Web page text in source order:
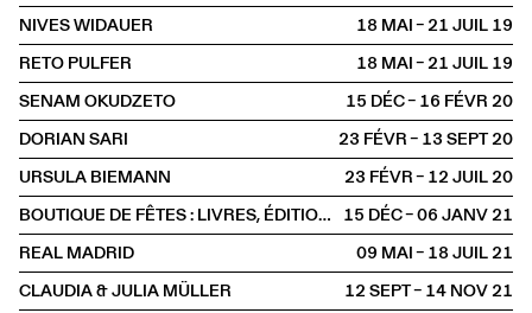
Buvette
Archives
Médiathèque
Éditions
Informations
FR/EN
EXPOSITION Arts visuels
NIVES WIDAUER
18 MAI – 21 JUIL2019
RETO PULFER
18 MAI – 21 JUIL2019
SENAM OKUDZETO
15 DÉC – 16 FÉVR2020
DORIAN SARI
23 FÉVR – 13 SEPT2020
URSULA BIEMANN
23 FÉVR – 12 JUIL2020
BOUTIQUE DE FÊTES : LIVRES, ÉDITIONS D'ARTISTES, AFFICHES SÉRIGRAPHIÉES 15 DÉC – 06 JANV2021
REAL MADRID
09 MAI – 18 JUIL2021
CLAUDIA & JULIA MÜLLER
12 SEPT – 14 NOV2021